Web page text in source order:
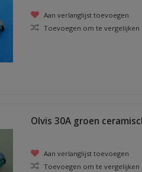
Aan verlanglijst toevoegen
Toevoegen om te vergelijken
Olvis 30A groen
Aan verlanglijst toevoegen
Toevoegen om te vergelijken